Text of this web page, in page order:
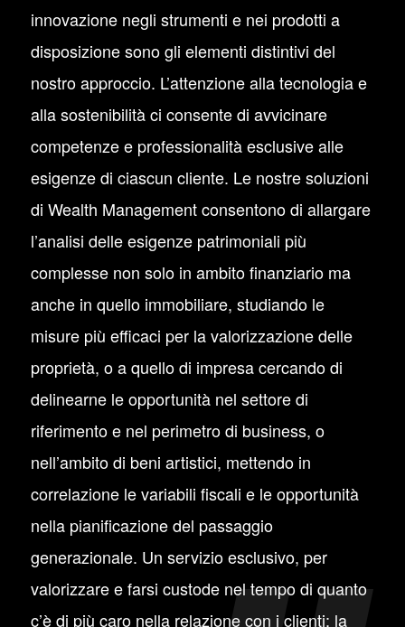
innovazione negli strumenti e nei prodotti a
disposizione sono gli elementi distintivi del
nostro approccio. L’attenzione alla tecnologia e
alla sostenibilità ci consente di avvicinare
competenze e professionalità esclusive alle
esigenze di ciascun cliente. Le nostre soluzioni
di Wealth Management consentono di allargare
l’analisi delle esigenze patrimoniali più
complesse non solo in ambito finanziario ma
anche in quello immobiliare, studiando le
misure più efficaci per la valorizzazione delle
proprietà, o a quello di impresa cercando di
delinearne le opportunità nel settore di
riferimento e nel perimetro di business, o
nell’ambito di beni artistici, mettendo in
correlazione le variabili fiscali e le opportunità
nella pianificazione del passaggio
generazionale. Un servizio esclusivo, per
valorizzare e farsi custode nel tempo di quanto
c’è di più caro nella relazione con i clienti: la